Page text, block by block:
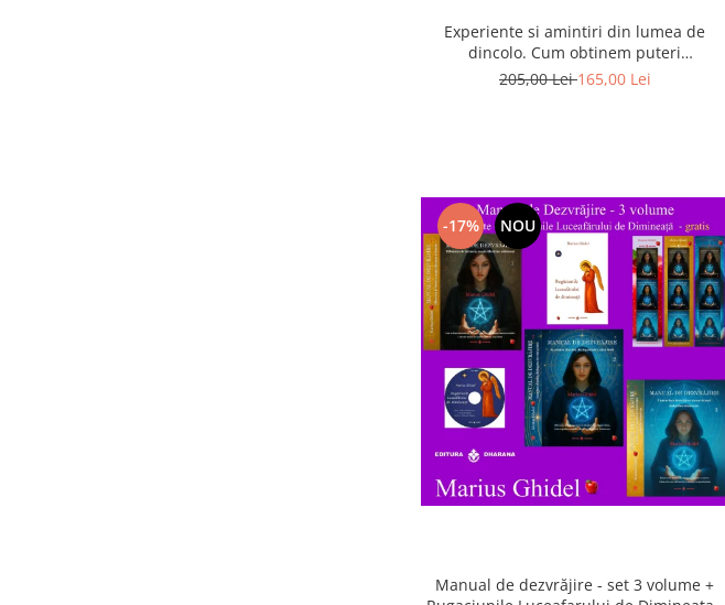
Experiente si amintiri din lumea de
dincolo. Cum obtinem puteri
extrasenzoriale - cu exercitii
205,00 Lei165,00 Lei
-17% NOU
Manual de dezvrăjire - set 3 volume +